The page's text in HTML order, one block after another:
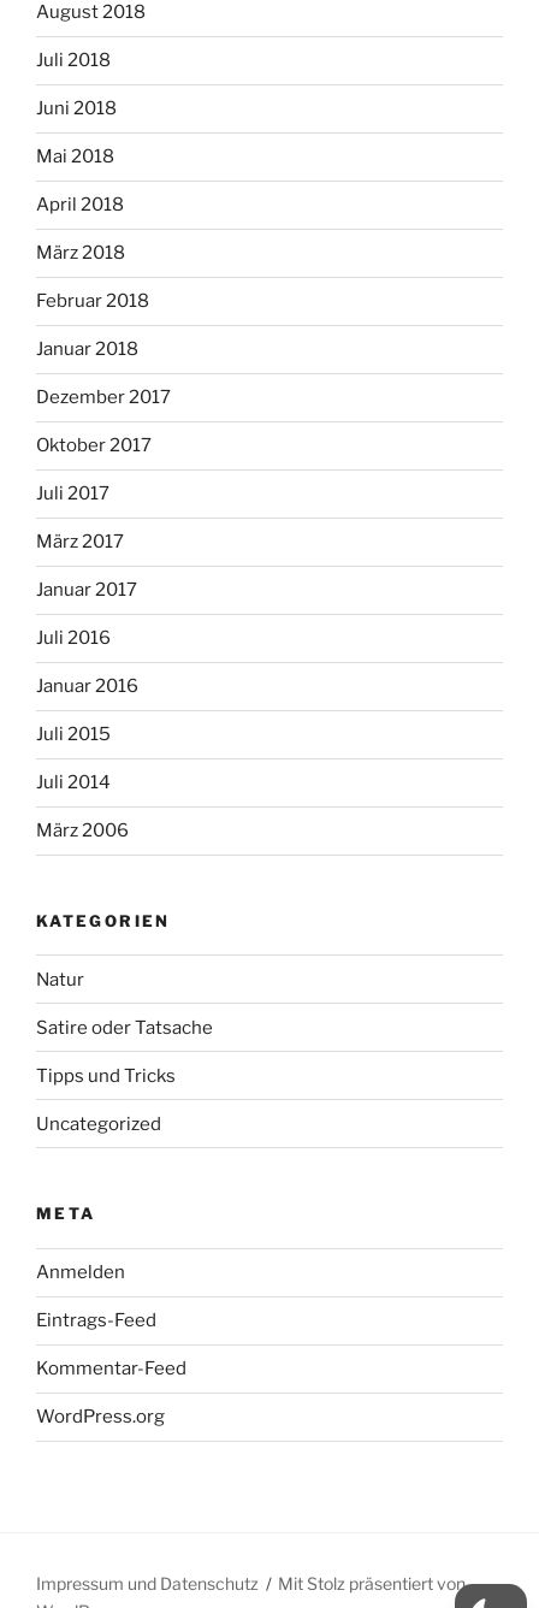
August 2018
Juli 2018
Juni 2018
Mai 2018
April 2018
März 2018
Februar 2018
Januar 2018
Dezember 2017
Oktober 2017
Juli 2017
März 2017
Januar 2017
Juli 2016
Januar 2016
Juli 2015
Juli 2014
März 2006
KATEGORIEN
Natur
Satire oder Tatsache
Tipps und Tricks
Uncategorized
META
Anmelden
Eintrags-Feed
Kommentar-Feed
WordPress.org
Impressum und Datenschutz
Mit Stolz präsentiert von